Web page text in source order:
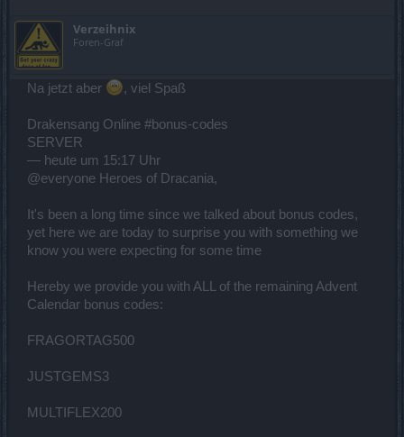
Verzeihnix
Foren-Graf
Na jetzt aber , viel Spaß
Drakensang Online #bonus-codes
SERVER
— heute um 15:17 Uhr
@everyone Heroes of Dracania,
It's been a long time since we talked about bonus codes,
yet here we are today to surprise you with something we
know you were expecting for some time
Hereby we provide you with ALL of the remaining Advent
Calendar bonus codes:
FRAGORTAG500
JUSTGEMS3
MULTIFLEX200